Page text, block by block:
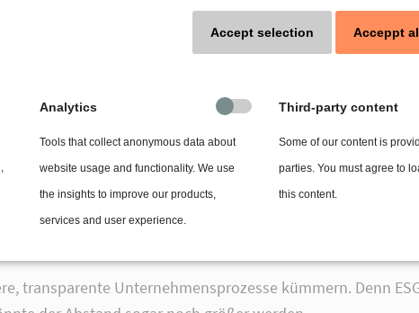
Wie Reid Steadman, Global Head of ESG bei S&P Dow
Abwertung bei der Governance-Wertung geführt.
zu werden.
die entsprechenden ETF-Portfolios, hat es Facebook
an Platz 4 prominent vertreten ist, sucht man den Wert
USA ESG-Index, Techkonzerne sind also nicht
nach Marktkapitalisierung, in denen
Wachstumsdynamik ganz eindeutig bei ESG-ETFs. Vor
wegfallen.
transparente Unternehmensprozesse kümmern. Denn
Accept selection Acceppt
Analytics
Tools that collect anonymous data about
website usage and functionality. We use
the insights to improve our products,
services and user experience.
Third-party content
Some of our content is
parties. You must agree to
this content.